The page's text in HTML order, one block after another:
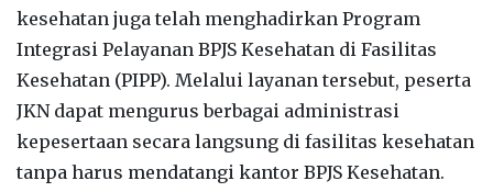
kesehatan juga telah menghadirkan Program
Integrasi Pelayanan BPJS Kesehatan di Fasilitas
Kesehatan (PIPP). Melalui layanan tersebut, peserta
JKN dapat mengurus berbagai administrasi
kepesertaan secara langsung di fasilitas kesehatan
tanpa harus mendatangi kantor BPJS Kesehatan.